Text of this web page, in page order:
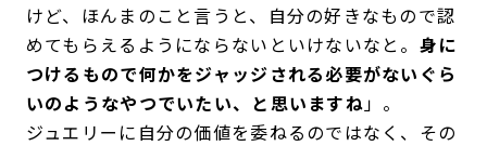
けど、ほんまのこと言うと、自分の好きなもので認
めてもらえるようにならないといけないなと。 身に
つけるもので何かをジャッジされる必要がないぐら
いのようなやつでいたい、と思いますね 」。
ジュエリーに自分の価値を委ねるのではなく、その